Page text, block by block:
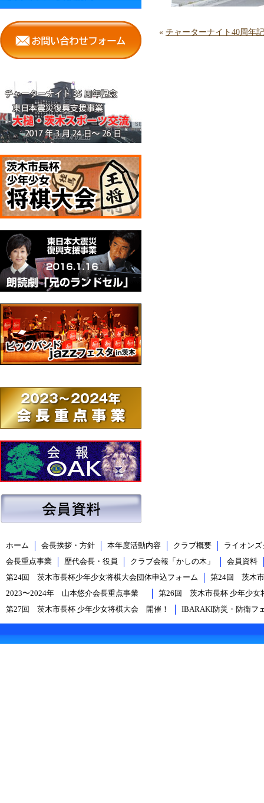
« チャーターナイト40周年
ホーム 会長挨拶・方針 本年度活動内容 クラブ概要
ライオン
会長重点事業
歴代会長・役員 クラブ会報「かしの木」
会員資料
第24回 茨木市長杯少年少女将棋大会団体申込フォーム
第24回 茨木市
2023〜2024年 山本悠介会長重点事業
第26回 茨木市長杯 少年少
第27回 茨木市長杯 少年少女将棋大会 開催！
IBARAKI防災・防衛フ